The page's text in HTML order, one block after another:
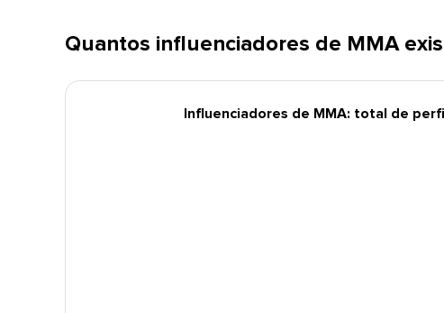
Quantos influenciadores de MMA
Influenciadores de MMA: total de